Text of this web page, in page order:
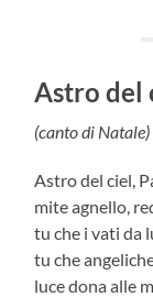
Astro del
(canto di Natale)
Astro del ciel,
mite agnello,
tu che i vati da
tu che
luce dona alle